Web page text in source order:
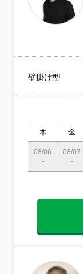
壁掛け型
木 金
08/06
-
08/07
-